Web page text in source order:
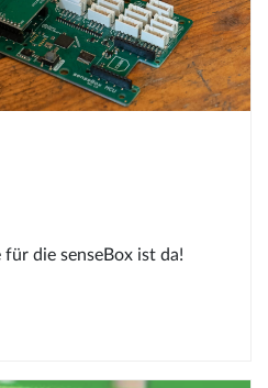
die senseBox ist da!